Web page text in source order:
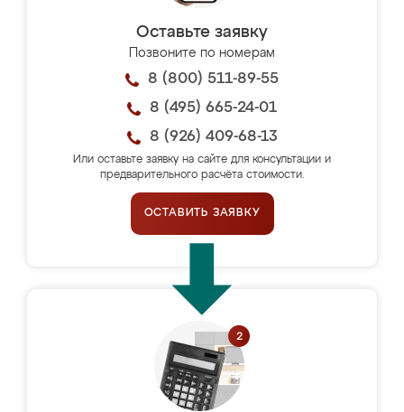
Оставьте заявку
Позвоните по номерам
8 (800) 511-89-55
8 (495) 665-24-01
8 (926) 409-68-13
Или оставьте заявку на сайте для консультации и
предварительного расчёта стоимости.
ОСТАВИТЬ ЗАЯВКУ